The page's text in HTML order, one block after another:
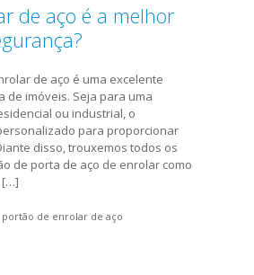
de aço é a melhor
de aço é uma excelente
de imóveis. Seja para uma
ou industrial, o
para proporcionar
disso, trouxemos todos os
de porta de aço de enrolar como
[…]
portão de enrolar de aço